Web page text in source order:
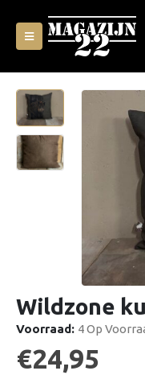
Wildzone
Voorraad: 4 Op
€24,95